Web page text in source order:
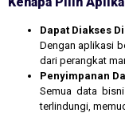
Dapat Diakses
Dengan aplikasi
dari perangkat
Penyimpanan
Semua data
terlindungi,